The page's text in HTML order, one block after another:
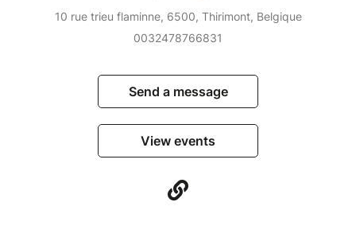
10 rue trieu flaminne, 6500, Thirimont, Belgique
0032478766831
Send a message
View events